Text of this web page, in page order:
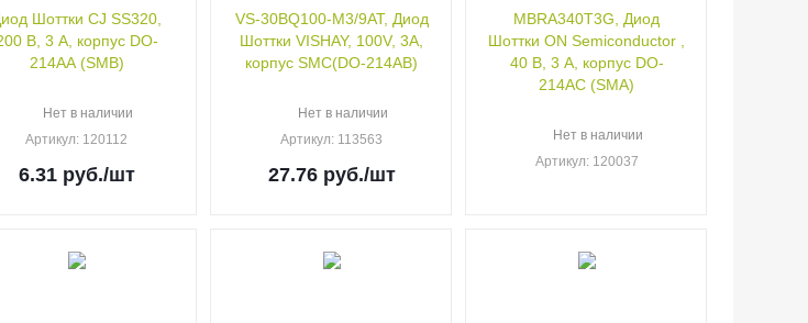
Шоттки CJ SS320,
В, 3 А, корпус DO-
214AA (SMB)
Нет в наличии
Артикул: 120112
6.31руб./шт
VS-30BQ100-M3/9AT, Диод
Шоттки VISHAY, 100V, 3А,
корпус SMC(DO-214AB)
Нет в наличии
Артикул: 113563
27.76руб./шт
MBRA340T3G, Диод
Шоттки ON Semiconductor ,
40 В, 3 А, корпус DO-
214AC (SMA)
Нет в наличии
Артикул: 120037